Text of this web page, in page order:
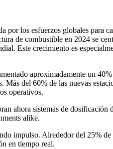
los esfuerzos globales para
de combustible en 2024 se
Este crecimiento es
aproximadamente un
del 60% de las nuevas
operativos.
ahora sistemas de
alike.
impulso. Alrededor del 25%
en tiempo real.